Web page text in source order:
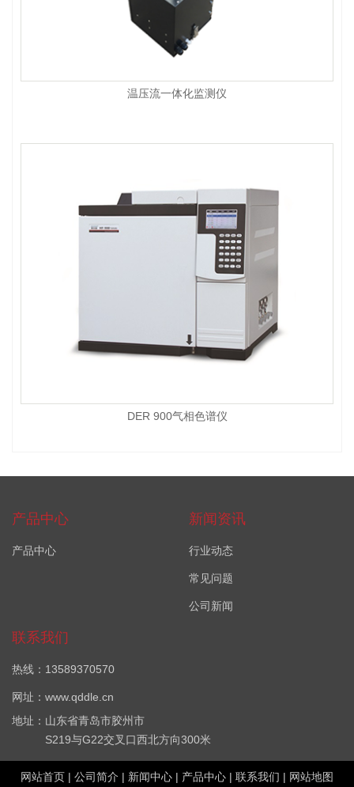
温压流一体化监测仪
DER 900气相色谱仪
产品中心
产品中心
新闻资讯
行业动态
常见问题
公司新闻
联系我们
热线：13589370570
网址：www.qddle.cn
地址：山东省青岛市胶州市
S219与G22交叉口西北方向300米
网站首页 | 公司简介 | 新闻中心 | 产品中心 | 联系我们 | 网站地图